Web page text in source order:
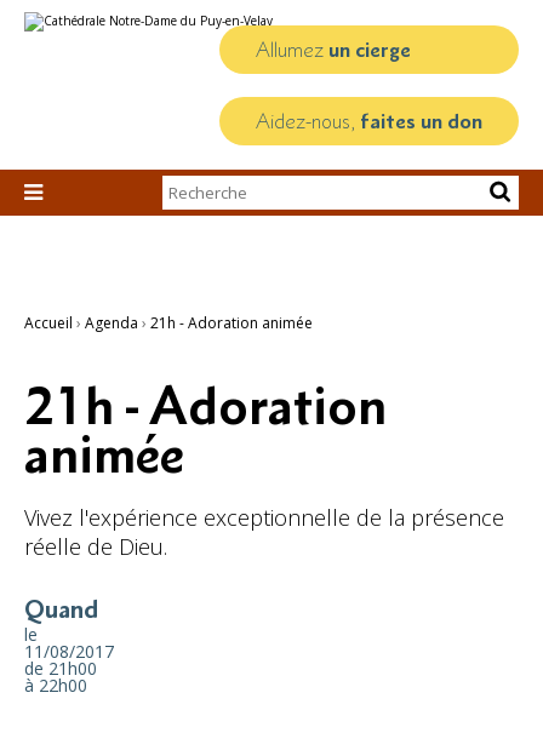
au
personnels
Allumez un cierge
Aidez-nous, faites un don

Chercher par
Recherche
Accueil › Agenda › 21h - Adoration animée
21h - Adoration
animée
Vivez l'expérience exceptionnelle de la présence
réelle de Dieu.
Quand
le
11/08/2017
de 21h00
à 22h00